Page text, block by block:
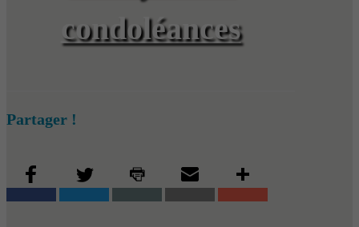
condoléances
Partager !